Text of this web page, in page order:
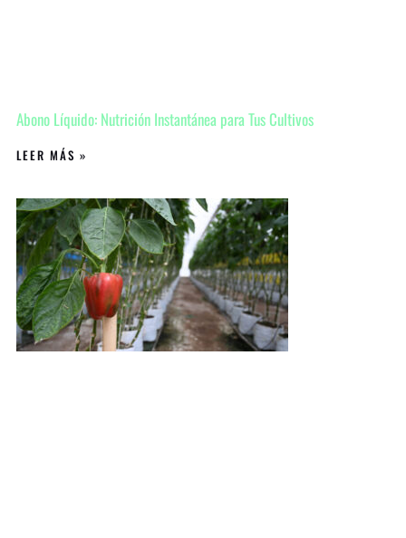
Abono Líquido: Nutrición Instantánea para Tus Cultivos
LEER MÁS »